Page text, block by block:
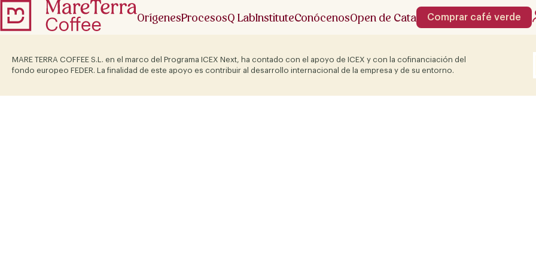
OrígenesProcesosQ LabInstituteConócenosOpen de Cata Comprar café verde
MARE TERRA COFFEE S.L. en el marco del Programa ICEX Next, ha contado con el apoyo de ICEX y con la cofinanciación del
fondo europeo FEDER. La finalidad de este apoyo es contribuir al desarrollo internacional de la empresa y de su entorno.